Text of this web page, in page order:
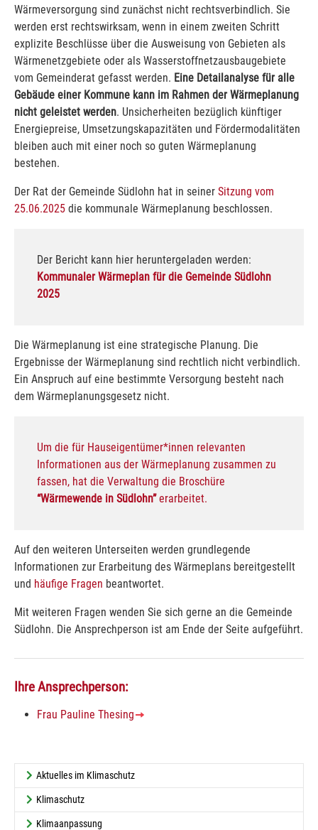
Wärmeversorgung sind zunächst nicht rechtsverbindlich. Sie
werden erst rechtswirksam, wenn in einem zweiten Schritt
explizite Beschlüsse über die Ausweisung von Gebieten als
Wärmenetzgebiete oder als Wasserstoffnetzausbaugebiete
vom Gemeinderat gefasst werden. Eine Detailanalyse für alle
Gebäude einer Kommune kann im Rahmen der Wärmeplanung
nicht geleistet werden. Unsicherheiten bezüglich künftiger
Energiepreise, Umsetzungskapazitäten und Fördermodalitäten
bleiben auch mit einer noch so guten Wärmeplanung
bestehen.
Der Rat der Gemeinde Südlohn hat in seiner Sitzung vom
25.06.2025 die kommunale Wärmeplanung beschlossen.
Der Bericht kann hier heruntergeladen werden:
Kommunaler Wärmeplan für die Gemeinde Südlohn
2025
Die Wärmeplanung ist eine strategische Planung. Die
Ergebnisse der Wärmeplanung sind rechtlich nicht verbindlich.
Ein Anspruch auf eine bestimmte Versorgung besteht nach
dem Wärmeplanungsgesetz nicht.
Um die für Hauseigentümer*innen relevanten
Informationen aus der Wärmeplanung zusammen zu
fassen, hat die Verwaltung die Broschüre
“Wärmewende in Südlohn”erarbeitet.
Auf den weiteren Unterseiten werden grundlegende
Informationen zur Erarbeitung des Wärmeplans bereitgestellt
und häufige Fragen beantwortet.
Mit weiteren Fragen wenden Sie sich gerne an die Gemeinde
Südlohn. Die Ansprechperson ist am Ende der Seite aufgeführt.
Ihre Ansprechperson:
Frau Pauline Thesing
Aktuelles im Klimaschutz
Klimaschutz
Klimaanpassung